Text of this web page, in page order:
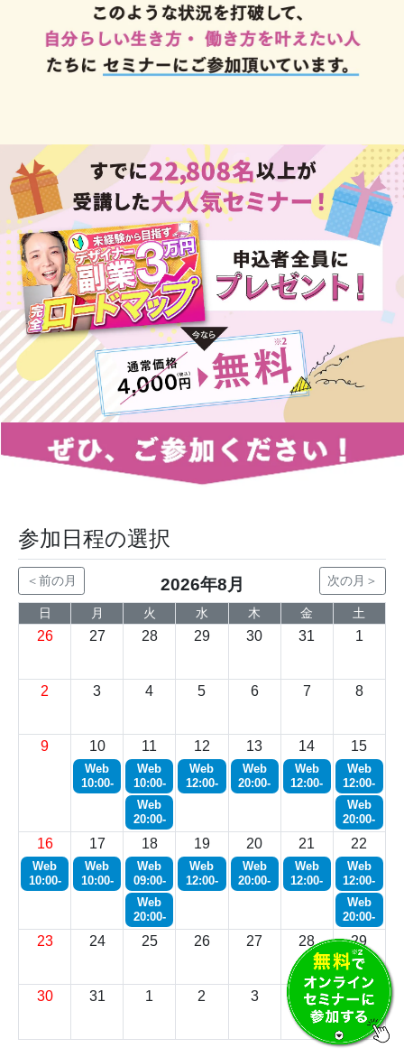
参加日程の選択
＜前の月 2026年8月 次の月＞
日 月 火 水 木 金 土
26 27 28 29 30 31 1
2 3 4 5 6 7 8
9 10
Web
10:00-
11
Web
10:00-
Web
20:00-
12
Web
12:00-
13
Web
20:00-
14
Web
12:00-
15
Web
12:00-
Web
20:00-
16
Web
10:00-
17
Web
10:00-
18
Web
09:00-
Web
20:00-
19
Web
12:00-
20
Web
20:00-
21
Web
12:00-
22
Web
12:00-
Web
20:00-
23 24 25 26 27 28 29
30 31 1 2 3 4 5